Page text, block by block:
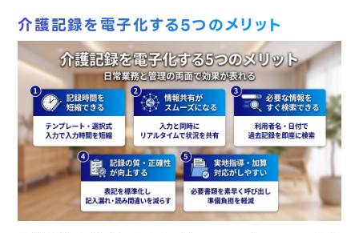
介護記録を電子化する5つのメリット